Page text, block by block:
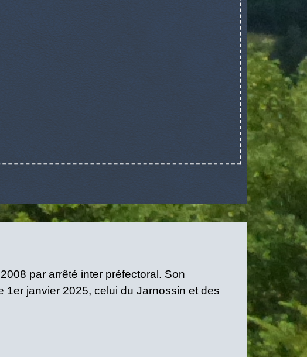
par arrêté inter préfectoral. Son
1er janvier 2025, celui du Jarnossin et des